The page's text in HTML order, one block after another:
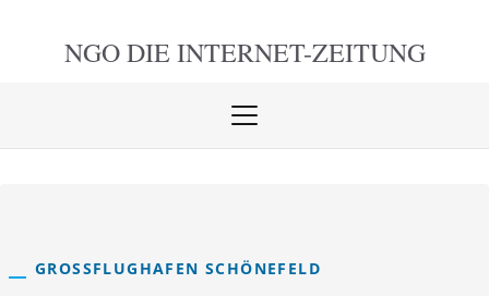
NGO DIE INTERNET-ZEITUNG
Menü
GROSSFLUGHAFEN SCHÖNEFELD